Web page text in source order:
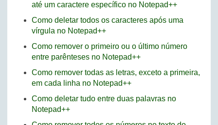
até um caractere específico no Notepad++
Como deletar todos os caracteres após uma
vírgula no Notepad++
Como remover o primeiro ou o último número
entre parênteses no Notepad++
Como remover todas as letras, exceto a primeira,
em cada linha no Notepad++
Como deletar tudo entre duas palavras no
Notepad++